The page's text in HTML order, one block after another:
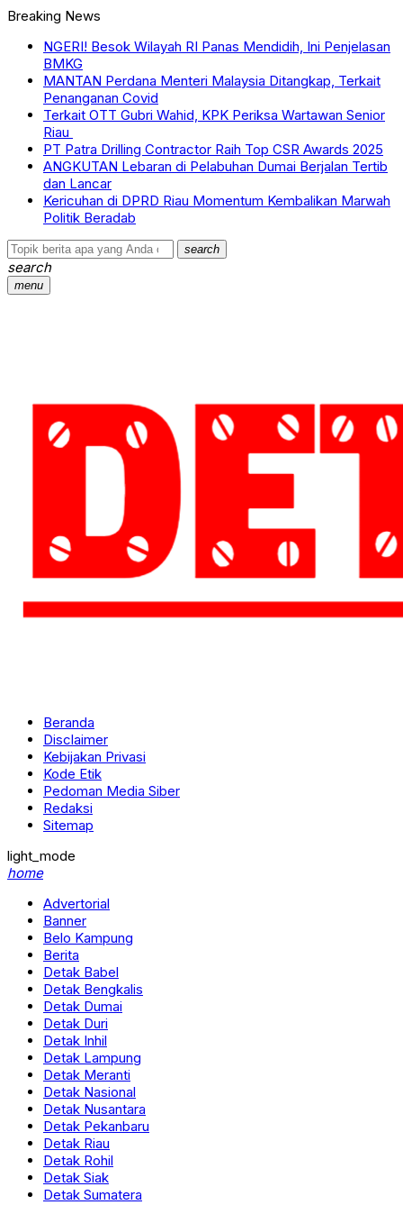
Breaking News
NGERI! Besok Wilayah RI Panas Mendidih, Ini Penjelasan
BMKG
MANTAN Perdana Menteri Malaysia Ditangkap, Terkait
Penanganan Covid
Terkait OTT Gubri Wahid, KPK Periksa Wartawan Senior
Riau
PT Patra Drilling Contractor Raih Top CSR Awards 2025
ANGKUTAN Lebaran di Pelabuhan Dumai Berjalan Tertib
dan Lancar
Kericuhan di DPRD Riau Momentum Kembalikan Marwah
Politik Beradab
search
search
menu
Beranda
Disclaimer
Kebijakan Privasi
Kode Etik
Pedoman Media Siber
Redaksi
Sitemap
light_mode
home
Advertorial
Banner
Belo Kampung
Berita
Detak Babel
Detak Bengkalis
Detak Dumai
Detak Duri
Detak Inhil
Detak Lampung
Detak Meranti
Detak Nasional
Detak Nusantara
Detak Pekanbaru
Detak Riau
Detak Rohil
Detak Siak
Detak Sumatera